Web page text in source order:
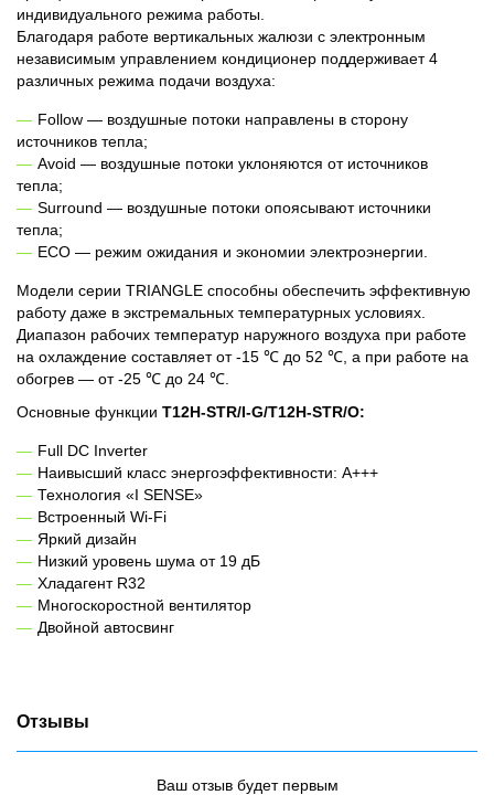
индивидуального режима работы.
Благодаря работе вертикальных жалюзи с электронным
независимым управлением кондиционер поддерживает 4
различных режима подачи воздуха:
Follow — воздушные потоки направлены в сторону
источников тепла;
Avoid — воздушные потоки уклоняются от источников
тепла;
Surround — воздушные потоки опоясывают источники
тепла;
ECO — режим ожидания и экономии электроэнергии.
Модели серии TRIANGLE способны обеспечить эффективную
работу даже в экстремальных температурных условиях.
Диапазон рабочих температур наружного воздуха при работе
на охлаждение составляет от -15 ℃ до 52 ℃, а при работе на
обогрев — от -25 ℃ до 24 ℃.
Основные функции T12H-STR/I-G/T12H-STR/O:
Full DC Inverter
Наивысший класс энергоэффективности: A+++
Технология «I SENSE»
Встроенный Wi-Fi
Яркий дизайн
Низкий уровень шума от 19 дБ
Хладагент R32
Многоскоростной вентилятор
Двойной автосвинг
Отзывы
Ваш отзыв будет первым